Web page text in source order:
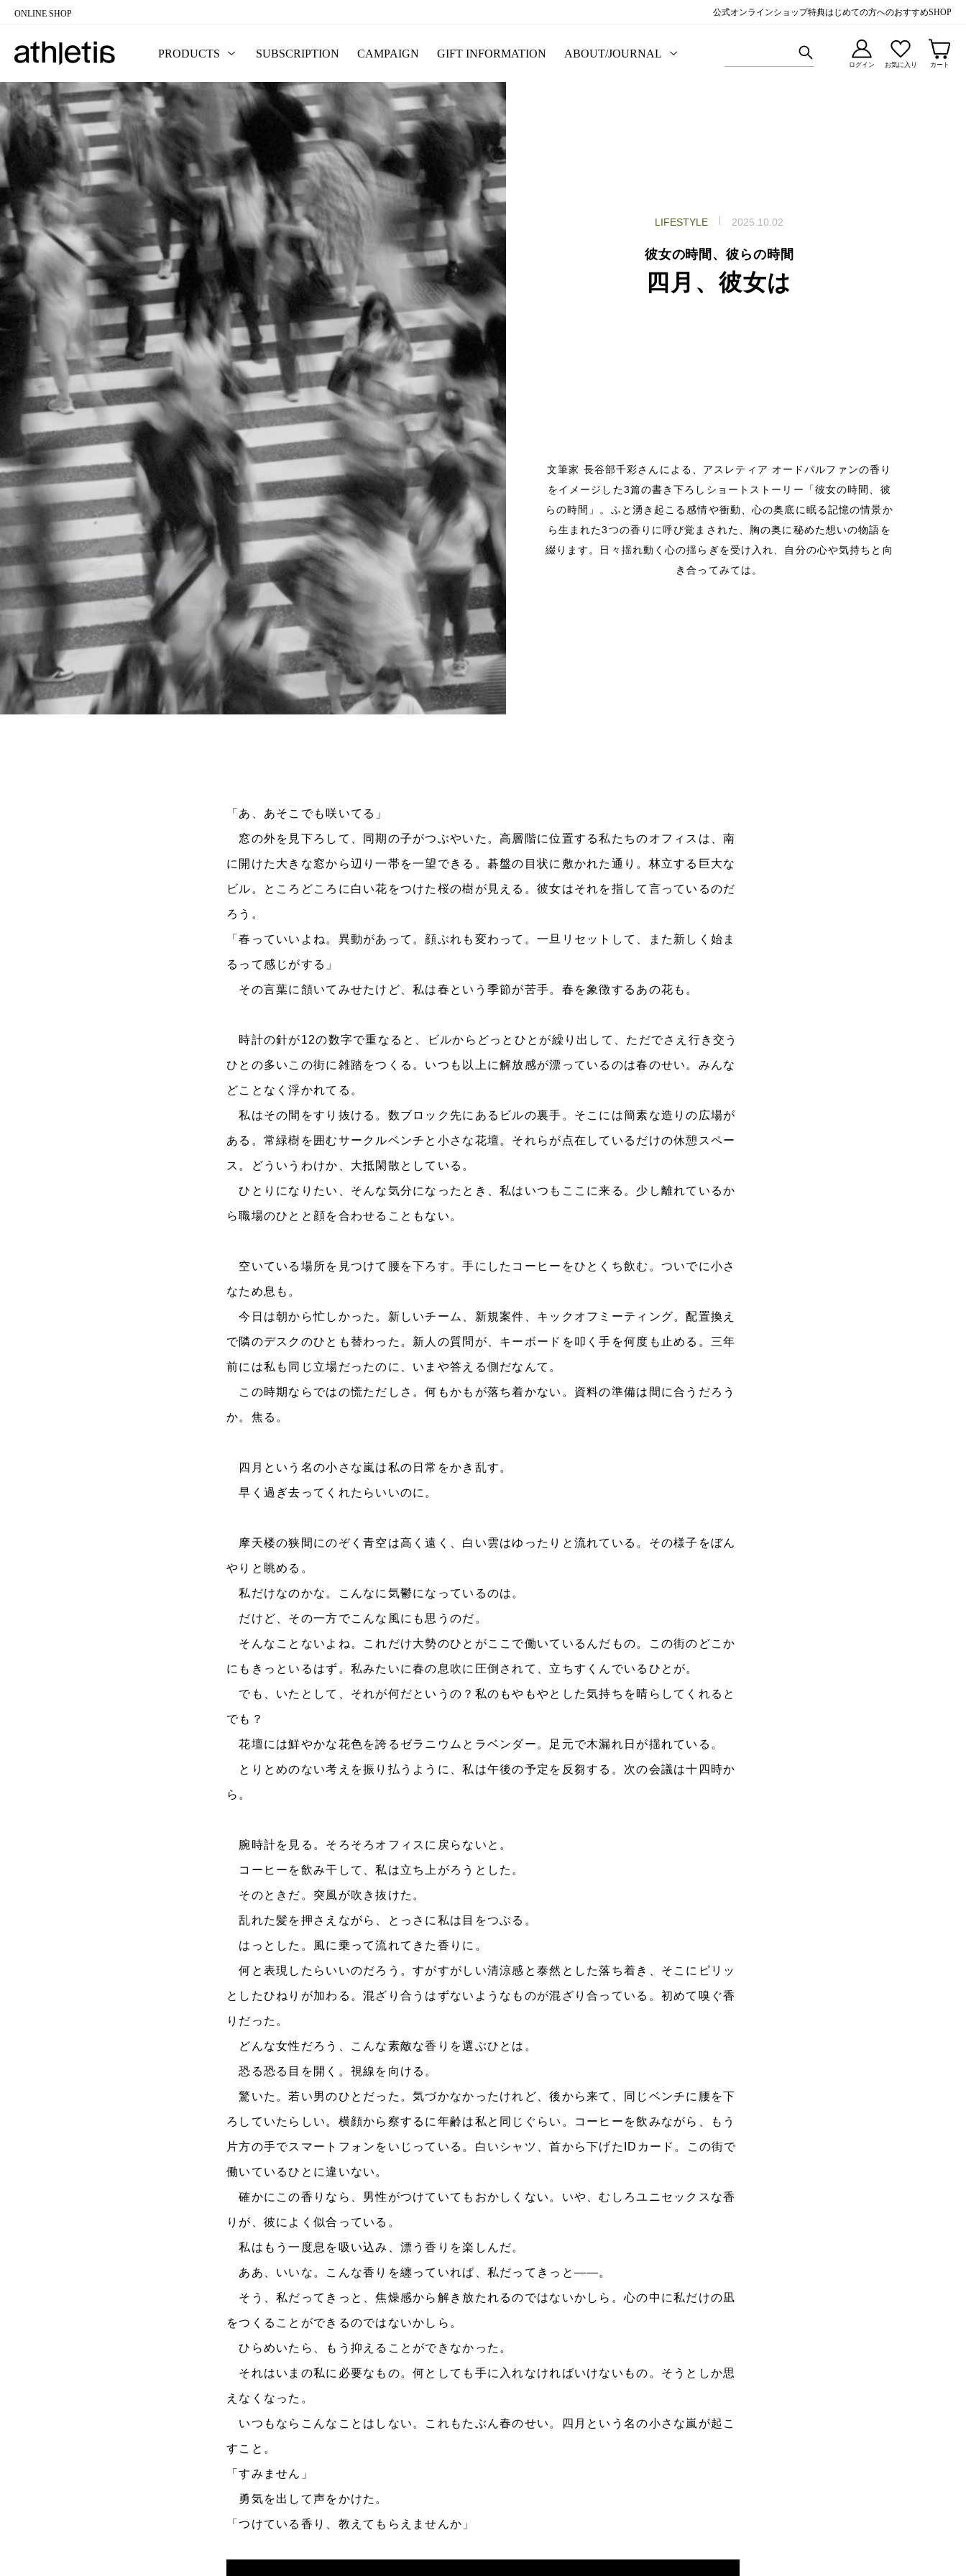
ONLINE SHOP 公式オンラインショップ特典はじめての方へのおすすめSHOP
PRODUCTS SUBSCRIPTION CAMPAIGN GIFT INFORMATION ABOUT/JOURNAL
ログイン お気に入り カート
LIFESTYLE 2025.10.02
彼女の時間、彼らの時間
四月、彼女は
文筆家 長谷部千彩さんによる、アスレティア オードパルファンの香り
をイメージした3篇の書き下ろしショートストーリー「彼女の時間、彼
らの時間」。ふと湧き起こる感情や衝動、心の奥底に眠る記憶の情景か
ら生まれた3つの香りに呼び覚まされた、胸の奥に秘めた想いの物語を
綴ります。日々揺れ動く心の揺らぎを受け入れ、自分の心や気持ちと向
き合ってみては。
「あ、あそこでも咲いてる」
窓の外を見下ろして、同期の子がつぶやいた。高層階に位置する私たちのオフィスは、南
に開けた大きな窓から辺り一帯を一望できる。碁盤の目状に敷かれた通り。林立する巨大な
ビル。ところどころに白い花をつけた桜の樹が見える。彼女はそれを指して言っているのだ
ろう。
「春っていいよね。異動があって。顔ぶれも変わって。一旦リセットして、また新しく始ま
るって感じがする」
その言葉に頷いてみせたけど、私は春という季節が苦手。春を象徴するあの花も。
時計の針が12の数字で重なると、ビルからどっとひとが繰り出して、ただでさえ行き交う
ひとの多いこの街に雑踏をつくる。いつも以上に解放感が漂っているのは春のせい。みんな
どことなく浮かれてる。
私はその間をすり抜ける。数ブロック先にあるビルの裏手。そこには簡素な造りの広場が
ある。常緑樹を囲むサークルベンチと小さな花壇。それらが点在しているだけの休憩スペー
ス。どういうわけか、大抵閑散としている。
ひとりになりたい、そんな気分になったとき、私はいつもここに来る。少し離れているか
ら職場のひとと顔を合わせることもない。
空いている場所を見つけて腰を下ろす。手にしたコーヒーをひとくち飲む。ついでに小さ
なため息も。
今日は朝から忙しかった。新しいチーム、新規案件、キックオフミーティング。配置換え
で隣のデスクのひとも替わった。新人の質問が、キーボードを叩く手を何度も止める。三年
前には私も同じ立場だったのに、いまや答える側だなんて。
この時期ならではの慌ただしさ。何もかもが落ち着かない。資料の準備は間に合うだろう
か。焦る。
四月という名の小さな嵐は私の日常をかき乱す。
早く過ぎ去ってくれたらいいのに。
摩天楼の狭間にのぞく青空は高く遠く、白い雲はゆったりと流れている。その様子をぼん
やりと眺める。
私だけなのかな。こんなに気鬱になっているのは。
だけど、その一方でこんな風にも思うのだ。
そんなことないよね。これだけ大勢のひとがここで働いているんだもの。この街のどこか
にもきっといるはず。私みたいに春の息吹に圧倒されて、立ちすくんでいるひとが。
でも、いたとして、それが何だというの？私のもやもやとした気持ちを晴らしてくれると
でも？
花壇には鮮やかな花色を誇るゼラニウムとラベンダー。足元で木漏れ日が揺れている。
とりとめのない考えを振り払うように、私は午後の予定を反芻する。次の会議は十四時か
ら。
腕時計を見る。そろそろオフィスに戻らないと。
コーヒーを飲み干して、私は立ち上がろうとした。
そのときだ。突風が吹き抜けた。
乱れた髪を押さえながら、とっさに私は目をつぶる。
はっとした。風に乗って流れてきた香りに。
何と表現したらいいのだろう。すがすがしい清涼感と泰然とした落ち着き、そこにピリッ
としたひねりが加わる。混ざり合うはずないようなものが混ざり合っている。初めて嗅ぐ香
りだった。
どんな女性だろう、こんな素敵な香りを選ぶひとは。
恐る恐る目を開く。視線を向ける。
驚いた。若い男のひとだった。気づかなかったけれど、後から来て、同じベンチに腰を下
ろしていたらしい。横顔から察するに年齢は私と同じぐらい。コーヒーを飲みながら、もう
片方の手でスマートフォンをいじっている。白いシャツ、首から下げたIDカード。この街で
働いているひとに違いない。
確かにこの香りなら、男性がつけていてもおかしくない。いや、むしろユニセックスな香
りが、彼によく似合っている。
私はもう一度息を吸い込み、漂う香りを楽しんだ。
ああ、いいな。こんな香りを纏っていれば、私だってきっと――。
そう、私だってきっと、焦燥感から解き放たれるのではないかしら。心の中に私だけの凪
をつくることができるのではないかしら。
ひらめいたら、もう抑えることができなかった。
それはいまの私に必要なもの。何としても手に入れなければいけないもの。そうとしか思
えなくなった。
いつもならこんなことはしない。これもたぶん春のせい。四月という名の小さな嵐が起こ
すこと。
「すみません」
勇気を出して声をかけた。
「つけている香り、教えてもらえませんか」